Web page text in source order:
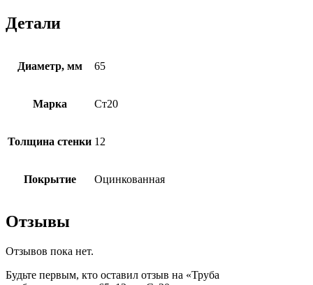
Детали
Диаметр, мм 65
Марка Ст20
Толщина стенки 12
Покрытие Оцинкованная
Отзывы
Отзывов пока нет.
Будьте первым, кто оставил отзыв на «Труба